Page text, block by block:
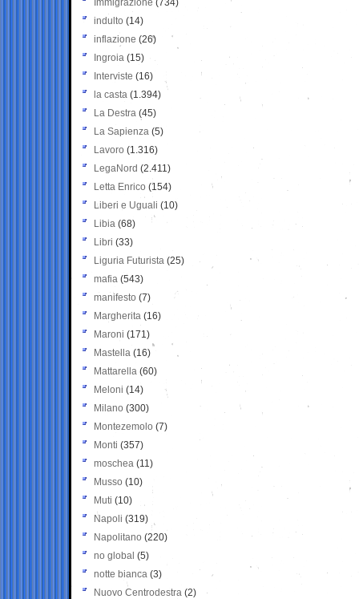
Immigrazione (734)
indulto (14)
inflazione (26)
Ingroia (15)
Interviste (16)
la casta (1.394)
La Destra (45)
La Sapienza (5)
Lavoro (1.316)
LegaNord (2.411)
Letta Enrico (154)
Liberi e Uguali (10)
Libia (68)
Libri (33)
Liguria Futurista (25)
mafia (543)
manifesto (7)
Margherita (16)
Maroni (171)
Mastella (16)
Mattarella (60)
Meloni (14)
Milano (300)
Montezemolo (7)
Monti (357)
moschea (11)
Musso (10)
Muti (10)
Napoli (319)
Napolitano (220)
no global (5)
notte bianca (3)
Nuovo Centrodestra (2)